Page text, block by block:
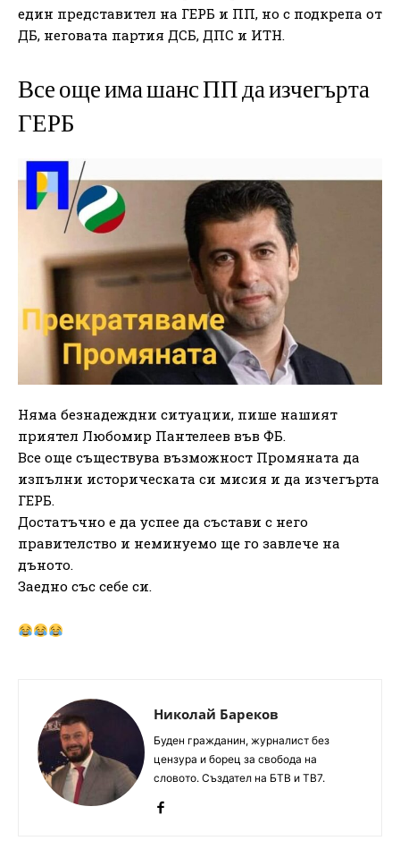
един представител на ГЕРБ и ПП, но с подкрепа от
ДБ, неговата партия ДСБ, ДПС и ИТН.
Все още има шанс ПП да изчегърта
ГЕРБ
Няма безнадеждни ситуации, пише нашият
приятел Любомир Пантелеев във ФБ.
Все още съществува възможност Промяната да
изпълни историческата си мисия и да изчегърта
ГЕРБ.
Достатъчно е да успее да състави с него
правителство и неминуемо ще го завлече на
дъното.
Заедно със себе си.
Николай Бареков
Буден гражданин, журналист без
цензура и борец за свобода на
словото. Създател на БТВ и ТВ7.